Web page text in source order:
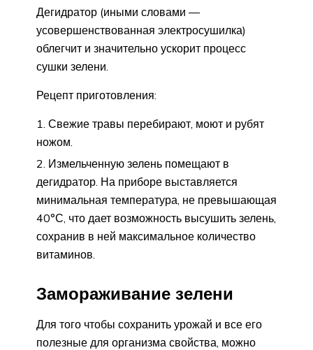
Дегидратор (иными словами —
усовершенствованная электросушилка)
облегчит и значительно ускорит процесс
сушки зелени.
Рецепт приготовления:
Свежие травы перебирают, моют и рубят
ножом.
Измельченную зелень помещают в
дегидратор. На приборе выставляется
минимальная температура, не превышающая
40°С, что дает возможность высушить зелень,
сохранив в ней максимальное количество
витаминов.
Замораживание зелени
Для того чтобы сохранить урожай и все его
полезные для организма свойства, можно